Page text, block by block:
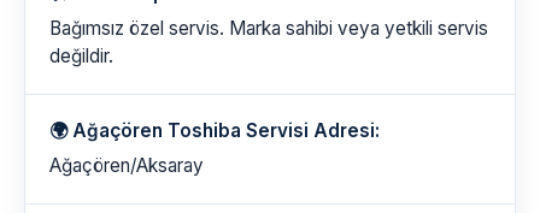
Bağımsız özel servis. Marka sahibi veya yetkili servis
değildir.
🌍 Ağaçören Toshiba Servisi Adresi:
Ağaçören/Aksaray